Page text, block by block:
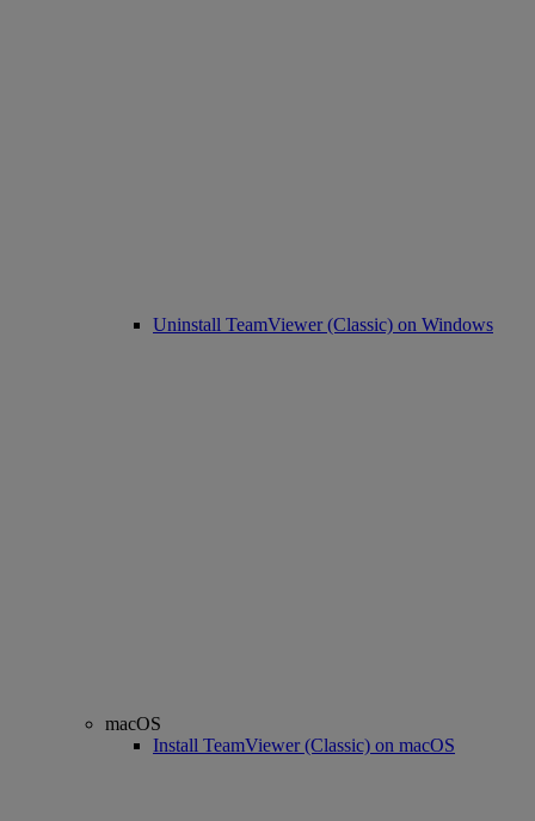
Uninstall TeamViewer (Classic) on Windows
macOS
Install TeamViewer (Classic) on macOS